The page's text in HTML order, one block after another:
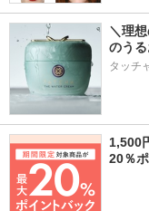
＼理
のう
タッチ
1,500
20％